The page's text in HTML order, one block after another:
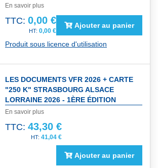
En savoir plus
TTC: 0,00 €
0,00 €
Ajouter au panier
Produit sous licence d'utilisation
LES DOCUMENTS VFR 2026 + CARTE
"250 K" STRASBOURG ALSACE
LORRAINE 2026 - 1ÈRE ÉDITION
En savoir plus
TTC: 43,30 €
41,04 €
Ajouter au panier